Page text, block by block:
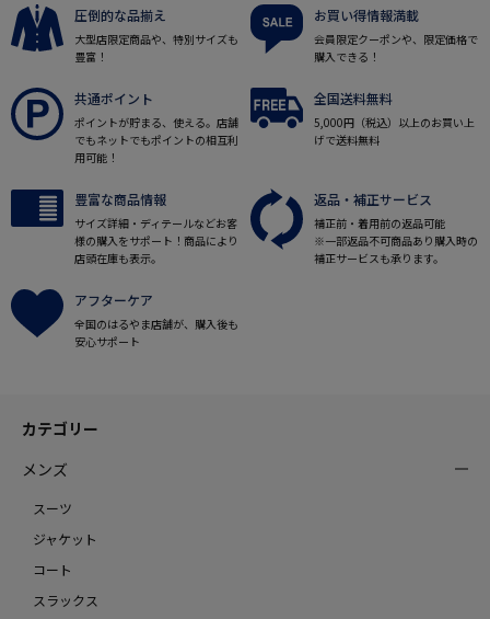
圧倒的な品揃え
大型店限定商品や、特別サイズも
豊富！
お買い得情報満載
会員限定クーポンや、限定価格で
購入できる！
共通ポイント
ポイントが貯まる、使える。店舗
でもネットでもポイントの相互利
用可能！
全国送料無料
5,000円（税込）以上のお買い上
げで送料無料
豊富な商品情報
サイズ詳細・ディテールなどお客
様の購入をサポート！商品により
店頭在庫も表示。
返品・補正サービス
補正前・着用前の返品可能
※一部返品不可商品あり購入時の
補正サービスも承ります。
アフターケア
全国のはるやま店舗が、購入後も
安心サポート
カテゴリー
メンズ
スーツ
ジャケット
コート
スラックス